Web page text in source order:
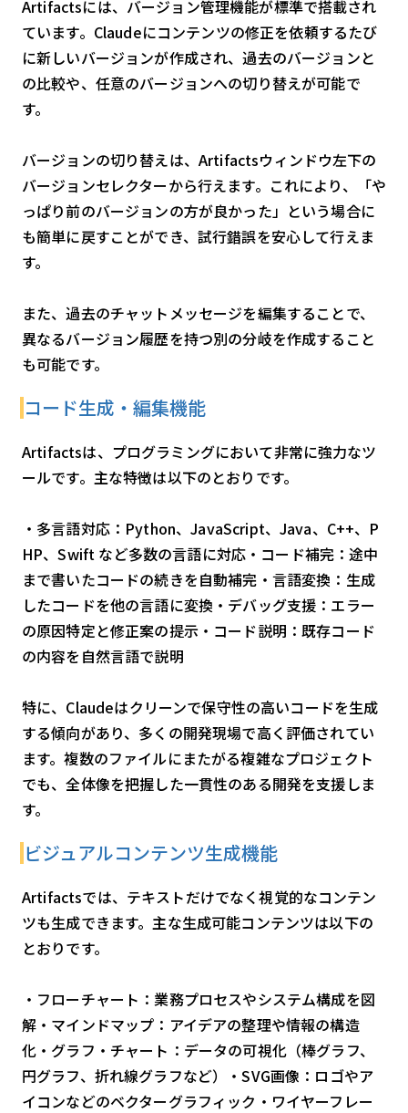
Artifactsには、バージョン管理機能が標準で搭載され
ています。Claudeにコンテンツの修正を依頼するたび
に新しいバージョンが作成され、過去のバージョンと
の比較や、任意のバージョンへの切り替えが可能で
す。
バージョンの切り替えは、Artifactsウィンドウ左下の
バージョンセレクターから行えます。これにより、「や
っぱり前のバージョンの方が良かった」という場合に
も簡単に戻すことができ、試行錯誤を安心して行えま
す。
また、過去のチャットメッセージを編集することで、
異なるバージョン履歴を持つ別の分岐を作成すること
も可能です。
コード生成・編集機能
Artifactsは、プログラミングにおいて非常に強力なツ
ールです。主な特徴は以下のとおりです。
・多言語対応：Python、JavaScript、Java、C++、P
HP、Swift など多数の言語に対応・コード補完：途中
まで書いたコードの続きを自動補完・言語変換：生成
したコードを他の言語に変換・デバッグ支援：エラー
の原因特定と修正案の提示・コード説明：既存コード
の内容を自然言語で説明
特に、Claudeはクリーンで保守性の高いコードを生成
する傾向があり、多くの開発現場で高く評価されてい
ます。複数のファイルにまたがる複雑なプロジェクト
でも、全体像を把握した一貫性のある開発を支援しま
す。
ビジュアルコンテンツ生成機能
Artifactsでは、テキストだけでなく視覚的なコンテン
ツも生成できます。主な生成可能コンテンツは以下の
とおりです。
・フローチャート：業務プロセスやシステム構成を図
解・マインドマップ：アイデアの整理や情報の構造
化・グラフ・チャート：データの可視化（棒グラフ、
円グラフ、折れ線グラフなど）・SVG画像：ロゴやア
イコンなどのベクターグラフィック・ワイヤーフレー